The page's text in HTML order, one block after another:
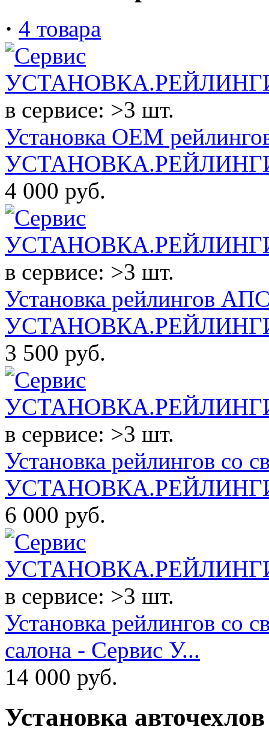
· 4 товара
в сервисе: >3 шт.
Установка OEM
4 000 руб.
в сервисе: >3 шт.
Установка рейлингов
3 500 руб.
в сервисе: >3 шт.
Установка рейлингов со
6 000 руб.
в сервисе: >3 шт.
Установка рейлингов со
салона - Сервис У...
14 000 руб.
Установка авточехлов